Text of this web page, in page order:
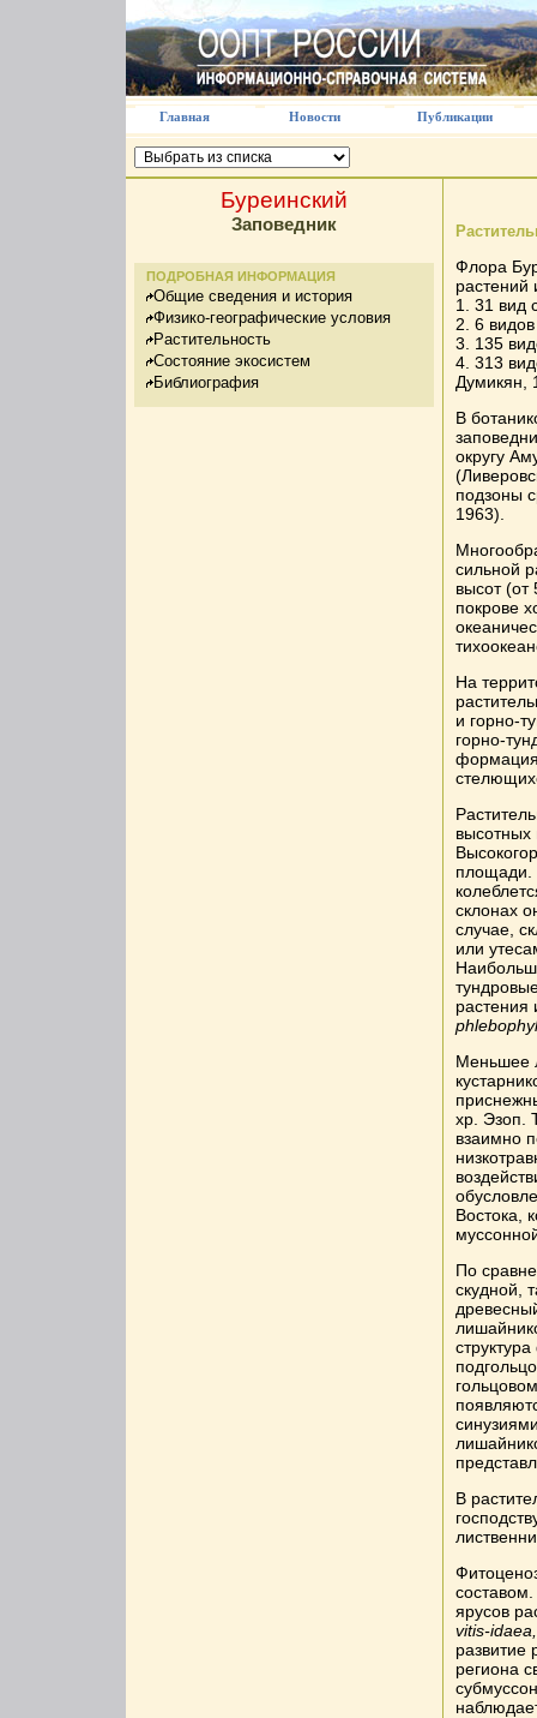
Главная Новости Публикации
Буреинский
Заповедник
ПОДРОБНАЯ ИНФОРМАЦИЯ
Общие сведения и история
Физико-географические условия
Растительность
Состояние экосистем
Библиография
Флора
растений
1. 31 вид
2. 6
3. 135
4. 313
Думикян,
В
округу
подзоны
1963).
сильной
высот
покрове
На
и горно-
горно-
высотных
площади.
склонах
случае,
или
растения
Меньшее
хр. Эзоп.
взаимно
Востока,
По
скудной,
В
ярусов
vitis-
развитие
региона